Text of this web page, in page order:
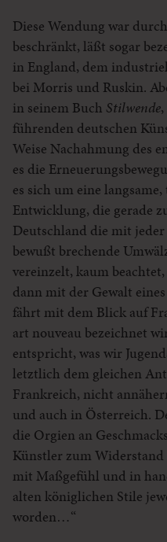
Diese Wendung war
beschränkt, läßt sogar
in England, dem
bei Morris und Ruskin.
in seinem Buch Stilwende
führenden deutschen
Weise Nachahmung des
es die
es sich um eine
Entwicklung, die gerade
Deutschland die mit
bewußt brechende
vereinzelt, kaum
dann mit der Gewalt
fährt mit dem Blick auf
art nouveau bezeichnet
entspricht, was wir
letztlich dem gleichen
Frankreich, nicht
und auch in Österreich.
die Orgien an
Künstler zum Widerstand
mit Maßgefühl und in
alten königlichen Stile
worden…“